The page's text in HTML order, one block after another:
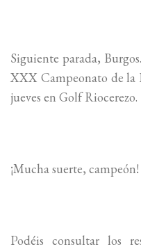
Siguiente parada,
XXX Campeonato de la
jueves en Golf Riocerezo.
¡Mucha suerte, campeón!
Podéis consultar los